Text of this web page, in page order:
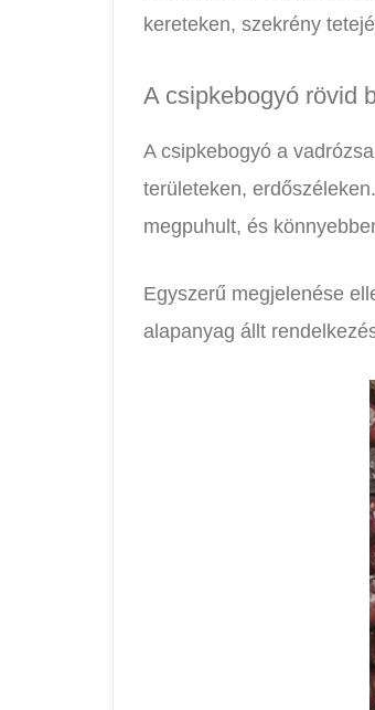
kereteken, szekrény
A csipkebogyó rövid
A csipkebogyó a
területeken,
megpuhult, és
Egyszerű megjelenése
alapanyag állt